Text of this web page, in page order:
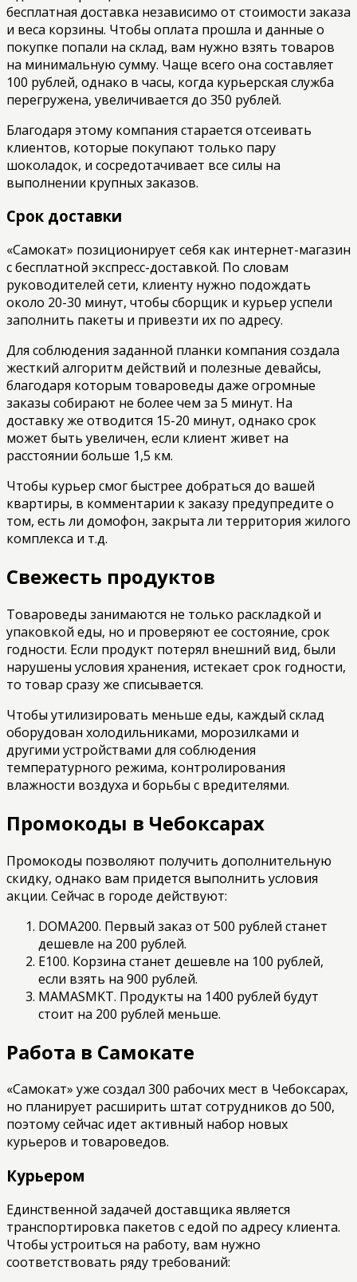
бесплатная доставка независимо от стоимости заказа
и веса корзины. Чтобы оплата прошла и данные о
покупке попали на склад, вам нужно взять товаров
на минимальную сумму. Чаще всего она составляет
100 рублей, однако в часы, когда курьерская служба
перегружена, увеличивается до 350 рублей.
Благодаря этому компания старается отсеивать
клиентов, которые покупают только пару
шоколадок, и сосредотачивает все силы на
выполнении крупных заказов.
Срок доставки
«Самокат» позиционирует себя как интернет-магазин
с бесплатной экспресс-доставкой. По словам
руководителей сети, клиенту нужно подождать
около 20-30 минут, чтобы сборщик и курьер успели
заполнить пакеты и привезти их по адресу.
Для соблюдения заданной планки компания создала
жесткий алгоритм действий и полезные девайсы,
благодаря которым товароведы даже огромные
заказы собирают не более чем за 5 минут. На
доставку же отводится 15-20 минут, однако срок
может быть увеличен, если клиент живет на
расстоянии больше 1,5 км.
Чтобы курьер смог быстрее добраться до вашей
квартиры, в комментарии к заказу предупредите о
том, есть ли домофон, закрыта ли территория жилого
комплекса и т.д.
Свежесть продуктов
Товароведы занимаются не только раскладкой и
упаковкой еды, но и проверяют ее состояние, срок
годности. Если продукт потерял внешний вид, были
нарушены условия хранения, истекает срок годности,
то товар сразу же списывается.
Чтобы утилизировать меньше еды, каждый склад
оборудован холодильниками, морозилками и
другими устройствами для соблюдения
температурного режима, контролирования
влажности воздуха и борьбы с вредителями.
Промокоды в Чебоксарах
Промокоды позволяют получить дополнительную
скидку, однако вам придется выполнить условия
акции. Сейчас в городе действуют:
DOMA200. Первый заказ от 500 рублей станет
дешевле на 200 рублей.
Е100. Корзина станет дешевле на 100 рублей,
если взять на 900 рублей.
MAMASMKT. Продукты на 1400 рублей будут
стоит на 200 рублей меньше.
Работа в Самокате
«Самокат» уже создал 300 рабочих мест в Чебоксарах,
но планирует расширить штат сотрудников до 500,
поэтому сейчас идет активный набор новых
курьеров и товароведов.
Курьером
Единственной задачей доставщика является
транспортировка пакетов с едой по адресу клиента.
Чтобы устроиться на работу, вам нужно
соответствовать ряду требований: